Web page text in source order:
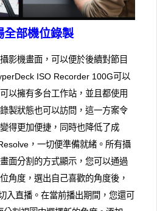
全部機位錄製
影機畫面，可以便於後續對節目
ISO Recorder 100G可以
以擁有多台工作站，並且都使用
製狀態也可以訪問，這一方案令
得更加便捷，同時也降低了成
，一切便準備就緒。所有攝
面分割的方式顯示，您可以通過
角度，選出自己喜歡的角度後，
入直播。在當前播出期間，您還可